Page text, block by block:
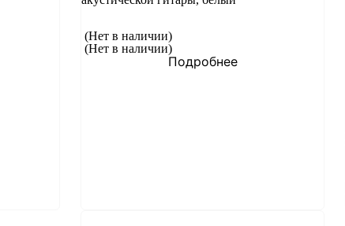
(Нет в наличии)
(Нет в наличии)
Подробнее